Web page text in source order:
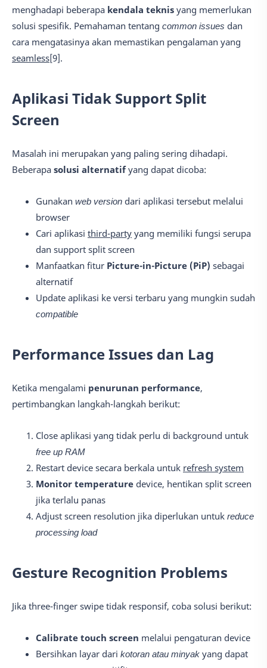
menghadapi beberapa kendala teknis yang memerlukan
solusi spesifik. Pemahaman tentang common issues dan
cara mengatasinya akan memastikan pengalaman yang
seamless[9].
Aplikasi Tidak Support Split
Screen
Masalah ini merupakan yang paling sering dihadapi.
Beberapa solusi alternatifyang dapat dicoba:
Gunakan web version dari aplikasi tersebut melalui
browser
Cari aplikasi third-party yang memiliki fungsi serupa
dan support split screen
Manfaatkan fitur Picture-in-Picture (PiP) sebagai
alternatif
Update aplikasi ke versi terbaru yang mungkin sudah
compatible
Performance Issues dan Lag
Ketika mengalami penurunan performance,
pertimbangkan langkah-langkah berikut:
Close aplikasi yang tidak perlu di background untuk
free up RAM
Restart device secara berkala untuk refresh system
Monitor temperature device, hentikan split screen
jika terlalu panas
Adjust screen resolution jika diperlukan untuk reduce
processing load
Gesture Recognition Problems
Jika three-finger swipe tidak responsif, coba solusi berikut:
Calibrate touch screen melalui pengaturan device
Bersihkan layar dari kotoran atau minyak yang dapat